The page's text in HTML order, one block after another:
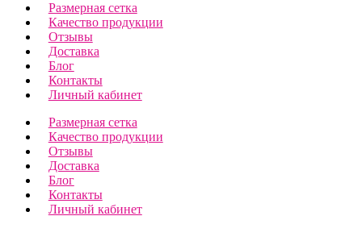
Размерная сетка
Качество продукции
Отзывы
Доставка
Блог
Контакты
Личный кабинет
Размерная сетка
Качество продукции
Отзывы
Доставка
Блог
Контакты
Личный кабинет